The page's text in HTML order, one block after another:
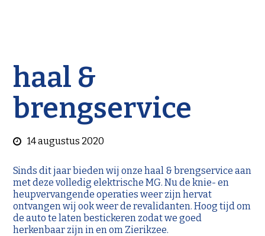
haal &
brengservice
14 augustus 2020
Sinds dit jaar bieden wij onze haal & brengservice aan
met deze volledig elektrische MG. Nu de knie- en
heupvervangende operaties weer zijn hervat
ontvangen wij ook weer de revalidanten. Hoog tijd om
de auto te laten bestickeren zodat we goed
herkenbaar zijn in en om Zierikzee.